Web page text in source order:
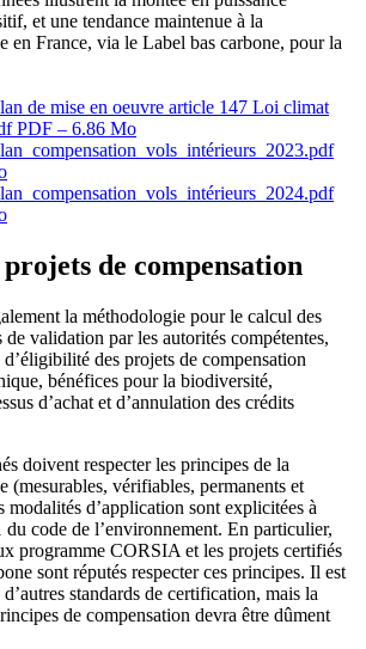
et une tendance maintenue à la
en France, via le Label bas carbone, pour la
de mise en oeuvre article 147 Loi climat
PDF – 6.86 Mo
projets de compensation
la méthodologie pour le calcul des
de validation par les autorités compétentes,
des projets de compensation
bénéfices pour la biodiversité,
d’achat et d’annulation des crédits
doivent respecter les principes de la
(mesurables, vérifiables, permanents et
modalités d’application sont explicitées à
code de l’environnement. En particulier,
programme CORSIA et les projets certifiés
sont réputés respecter ces principes. Il est
standards de certification, mais la
de compensation devra être dûment